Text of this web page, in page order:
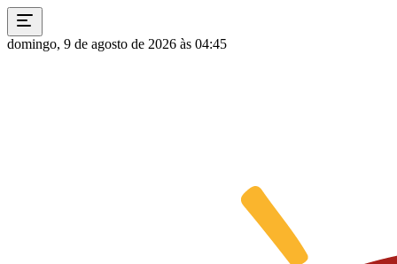
domingo, 9 de agosto de 2026 às 04:45